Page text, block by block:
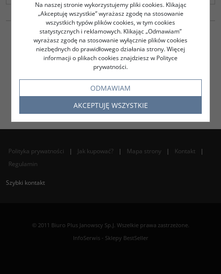
836564
Brulion B-5 160 kartek w
kratkę INTERDRUK
26.00PLN
Brulion B-5 160 kartek w
kratkę INTERDRUK
19.30PLN
Polityka prywatności | Jak kupować? | Mapa strony | Kontakt
|
Regulamin
Szybki kontakt
© 2011 Biuro Plus Janowscy Sp.J. Wszelkie prawa zastrzeżone.
InfoSerwis- Sklepy BestSeller
Na naszej stronie wykorzystujemy pliki cookies. Klikając
„Akceptuję wszystkie” wyrażasz zgodę na stosowanie
wszystkich typów plików cookies, w tym cookies
statystycznych i reklamowych. Klikając „Odmawiam”
wyrażasz zgodę na stosowanie wyłącznie plików cookies
niezbędnych do prawidłowego działania strony. Więcej
informacji o plikach cookies znajdziesz w Polityce
prywatności.
ODMAWIAM
AKCEPTUJĘ WSZYSTKIE